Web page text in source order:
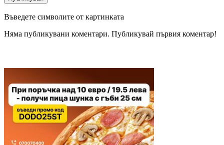
Въведете символите от картинката
Няма публикувани коментари. Публикувай първия коментар!